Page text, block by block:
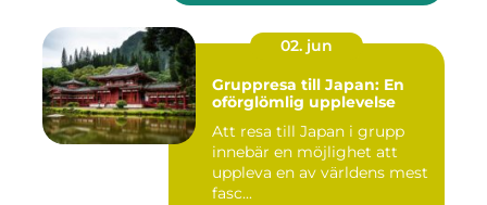
02. jun
Gruppresa till Japan: En
oförglömlig upplevelse
Att resa till Japan i grupp
innebär en möjlighet att
uppleva en av världens mest
fasc...